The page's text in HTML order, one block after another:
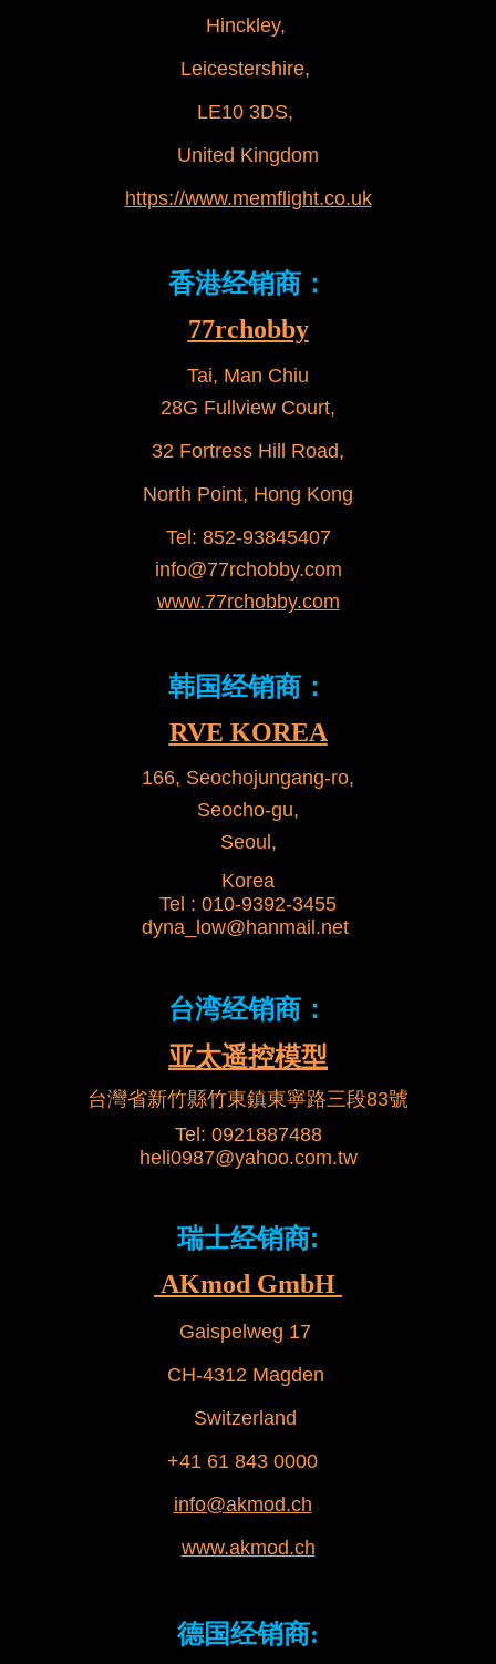
Hinckley,
Leicestershire,
LE10 3DS,
United Kingdom
https://www.memflight.co.uk
香港经销商：
77rchobby
Tai, Man Chiu
28G Fullview Court,
32 Fortress Hill Road,
North Point, Hong Kong
Tel: 852-93845407
info@77rchobby.com
www.77rchobby.com
韩国经销商：
RVE KOREA
166, Seochojungang-ro,
Seocho-gu,
Seoul,
Korea
Tel : 010-9392-3455
dyna_low@hanmail.net
台湾经销商 ：
亚太遥控模型
台灣省新竹縣竹東鎮東寧路三段83號
Tel: 0921887488
heli0987@yahoo.com.tw
瑞士经销商:
AKmod GmbH
Gaispelweg 17
CH-4312 Magden
Switzerland
+41 61 843 0000
info@akmod.ch
www.akmod.ch
德国经销商: